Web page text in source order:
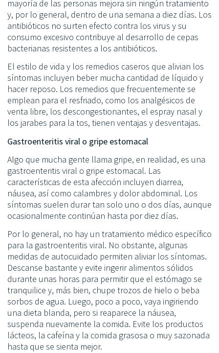
mayoría de las personas mejora sin ningún tratamiento
y, por lo general, dentro de una semana a diez días. Los
antibióticos no surten efecto contra los virus y su
consumo excesivo contribuye al desarrollo de cepas
bacterianas resistentes a los antibióticos.
El estilo de vida y los remedios caseros que alivian los
síntomas incluyen beber mucha cantidad de líquido y
hacer reposo. Los remedios que frecuentemente se
emplean para el resfriado, como los analgésicos de
venta libre, los descongestionantes, el espray nasal y
los jarabes para la tos, tienen ventajas y desventajas.
Gastroenteritis viral o gripe estomacal
Algo que mucha gente llama gripe, en realidad, es una
gastroenteritis viral o gripe estomacal. Las
características de esta afección incluyen diarrea,
náusea, así como calambres y dolor abdominal. Los
síntomas suelen durar tan solo uno o dos días, aunque
ocasionalmente continúan hasta por diez días.
Por lo general, no hay un tratamiento médico específico
para la gastroenteritis viral. No obstante, algunas
medidas de autocuidado permiten aliviar los síntomas.
Descanse bastante y evite ingerir alimentos sólidos
durante unas horas para permitir que el estómago se
tranquilice y, más bien, chupe trozos de hielo o beba
sorbos de agua. Luego, poco a poco, vaya ingiriendo
una dieta blanda, pero si reaparece la náusea,
suspenda nuevamente la comida. Evite los productos
lácteos, la cafeína y la comida grasosa o muy sazonada
hasta que se sienta mejor.